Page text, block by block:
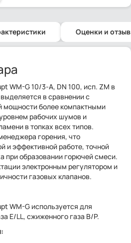
Оценки и
WM-G 10/3-A, DN 100, исп. ZM в
выделяется в сравнении с
мощности более компактными
рабочих шумов и
в топках всех типов.
горения, что
и эффективной работе, точной
при образовании горючей смеси.
электронным регулятором и
газовых клапанов.
WM-G используется для
E/LL, сжиженного газа B/P.